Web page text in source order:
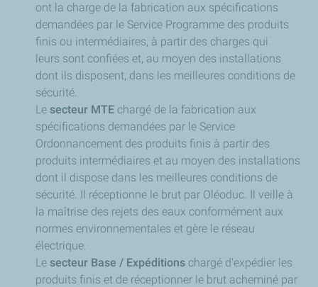
ont la charge de la fabrication aux spécifications
demandées par le Service Programme des produits
finis ou intermédiaires, à partir des charges qui
leurs sont confiées et, au moyen des installations
dont ils disposent, dans les meilleures conditions de
sécurité.
​Le secteur MTE chargé de la fabrication aux
spécifications demandées par le Service
Ordonnancement des produits finis à partir des
produits intermédiaires et au moyen des installations
dont il dispose dans les meilleures conditions de
sécurité. Il réceptionne le brut par Oléoduc. Il veille à
la maîtrise des rejets des eaux conformément aux
normes environnementales et gère le réseau
électrique.
Le secteur Base / Expéditions chargé d'expédier les
produits finis et de réceptionner le brut acheminé par